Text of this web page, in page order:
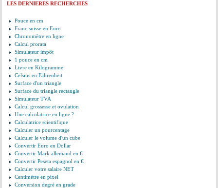
LES DERNIERES RECHERCHES
Pouce en cm
Franc suisse en Euro
Chronomètre en ligne
Calcul prorata
Simulateur impôt
1 pouce en cm
Livre en Kilogramme
Celsius en Fahrenheit
Surface d'un triangle
Surface du triangle rectangle
Simulateur TVA
Calcul grossesse et ovulation
Une calculatrice en ligne ?
Calculatrice scientifique
Calculer un pourcentage
Calculer le volume d'un cube
Convertir Euro en Dollar
Convertir Mark allemand en €
Convertir Peseta espagnol en €
Calculer votre salaire NET
Centimètre en pixel
Conversion degré en grade